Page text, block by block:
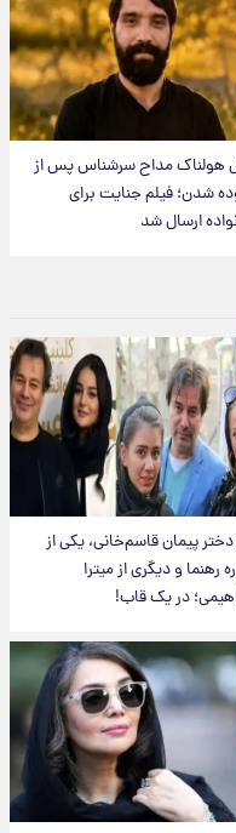
هولناک مداح سرشناس پس از
شدن؛ فیلم جنایت برای
ارسال شد
پیمان قاسم‌خانی، یکی از
رهنما و دیگری از میترا
در یک قاب!